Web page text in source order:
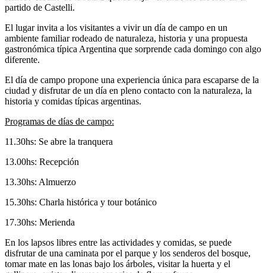
partido de Castelli.
El lugar invita a los visitantes a vivir un día de campo en un
ambiente familiar rodeado de naturaleza, historia y una propuesta
gastronómica típica Argentina que sorprende cada domingo con algo
diferente.
El día de campo propone una experiencia única para escaparse de la
ciudad y disfrutar de un día en pleno contacto con la naturaleza, la
historia y comidas típicas argentinas.
Programas de días de campo:
11.30hs: Se abre la tranquera
13.00hs: Recepción
13.30hs: Almuerzo
15.30hs: Charla histórica y tour botánico
17.30hs: Merienda
En los lapsos libres entre las actividades y comidas, se puede
disfrutar de una caminata por el parque y los senderos del bosque,
tomar mate en las lonas bajo los árboles, visitar la huerta y el